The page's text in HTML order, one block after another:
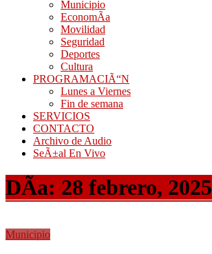
Municipio
EconomÃ­a
Movilidad
Seguridad
Deportes
Cultura
PROGRAMACIÃ“N
Lunes a Viernes
Fin de semana
SERVICIOS
CONTACTO
Archivo de Audio
SeÃ±al En Vivo
DÃ­a: 28 febrero, 2025
Municipio